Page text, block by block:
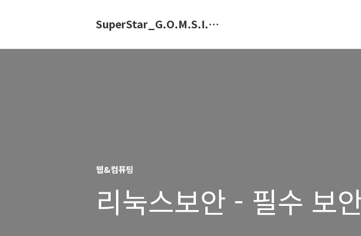
SuperStar_G.O.M.S.I.N.G.E
웹&컴퓨팅
리눅스보안 - 필수 보